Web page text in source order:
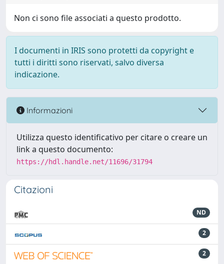
Non ci sono file associati a questo prodotto.
I documenti in IRIS sono protetti da copyright e
tutti i diritti sono riservati, salvo diversa
indicazione.
Informazioni
Utilizza questo identificativo per citare o creare un
link a questo documento:
https://hdl.handle.net/11696/31794
Citazioni
ND
2
2